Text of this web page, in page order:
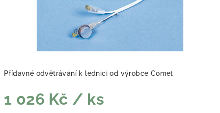
Přídavné odvětrávání k lednici od výrobce Comet
1 026 Kč / ks